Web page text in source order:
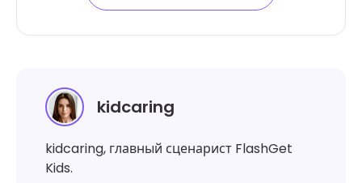
kidcaring
kidcaring, главный сценарист FlashGet
Kids.